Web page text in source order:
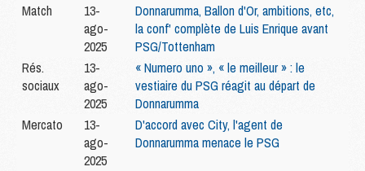
Match
13-
ago-
2025
Donnarumma, Ballon d'Or, ambitions, etc,
la conf' complète de Luis Enrique avant
PSG/Tottenham
Rés.
sociaux
13-
ago-
2025
« Numero uno », « le meilleur » : le
vestiaire du PSG réagit au départ de
Donnarumma
Mercato
13-
ago-
2025
D'accord avec City, l'agent de
Donnarumma menace le PSG